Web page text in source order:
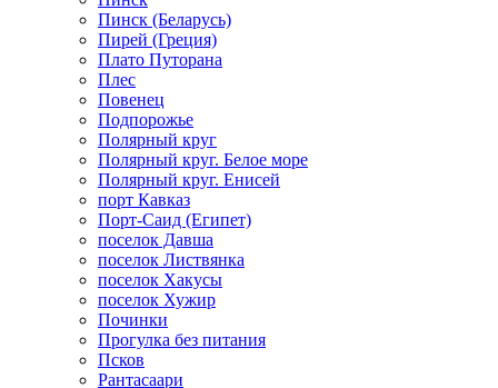
Пинск (Беларусь)
Пирей (Греция)
Плато Путорана
Плес
Повенец
Подпорожье
Полярный круг
Полярный круг. Белое море
Полярный круг. Енисей
порт Кавказ
Порт-Саид (Египет)
поселок Давша
поселок Листвянка
поселок Хакусы
поселок Хужир
Починки
Прогулка без питания
Псков
Рантасаари